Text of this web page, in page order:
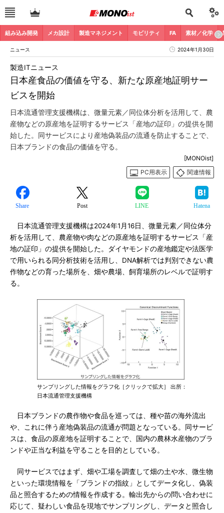
組み込み開発 メカ設計 製造マネジメント モビリティ FA 素材／化学
ニュース 2024年1月30日
日本産食品の価値を守る、新たな原産地証明サー
ビスを開始
製造ITニュース
日本流通管理支援機構は、微量元素／同位体分析を活用して、農
産物などの原産地を証明するサービス「産地の証印」の提供を開
始した。同サービスにより産地偽装品の流通を防止することで、
日本ブランドの食品の価値を守る。
[MONOist]
PC用表示
関連情報
Share Post LINE Hatena
日本流通管理支援機構は2024年1月16日、微量元素／同位体分
析を活用して、農産物や肉などの原産地を証明するサービス「産
地の証印」の提供を開始した。ダイヤモンドの産地鑑定や法医学
で用いられる同分析技術を活用し、DNA解析では判別できない農
作物などの育った場所を、畑や農場、飼育場所のレベルで証明す
る。
サンプリングした情報をグラフ化［クリックで拡大］ 出所：
日本流通管理支援機構
日本ブランドの農作物や食品を巡っては、種や苗の海外流出
や、これに伴う産地偽装品の流通が問題となっている。同サービ
スは、食品の原産地を証明することで、国内の農林水産物のブラ
ンドや正当な利益を守ることを目的としている。
同サービスではまず、畑や工場を調査して畑の土や水、微生物
といった環境情報を「ブランドの指紋」としてデータ化し、偽装
品と照合するための情報を作成する。輸出先からの問い合わせに
応じて、疑わしい食品を現地でサンプリングし、データと照合し